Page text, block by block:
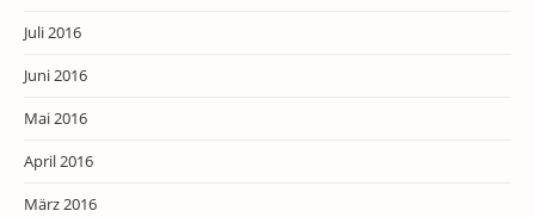
Juli 2016
Juni 2016
Mai 2016
April 2016
März 2016